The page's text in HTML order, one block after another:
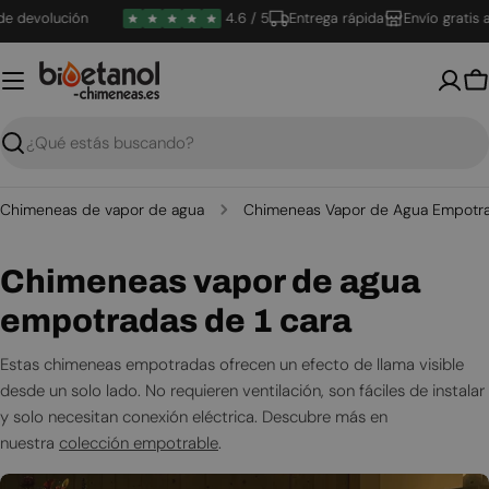
Saltar
al
contenido
4.6 / 5 Entrega rápida Envío gratis a
Buscar
Chimeneas de vapor de agua Chimeneas Vapor de Agua
R
e
c
o
p
i
Chimeneas vapor de agua
empotradas de 1 cara
Estas chimeneas empotradas ofrecen un efecto de llama visible
desde un solo lado. No requieren ventilación, son fáciles de instalar
y solo necesitan conexión eléctrica. Descubre más en
nuestra colección empotrable.